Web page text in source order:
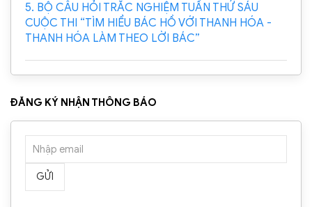
5. BỘ CÂU HỎI TRẮC NGHIỆM TUẦN THỨ SÁU
CUỘC THI “TÌM HIỂU BÁC HỒ VỚI THANH HÓA -
THANH HÓA LÀM THEO LỜI BÁC”
ĐĂNG KÝ NHẬN THÔNG BÁO
GỬI